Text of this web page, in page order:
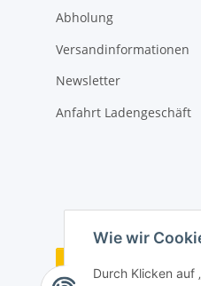
Wie wir
Durch Klicken auf
Abholung
Versandinformationen
Newsletter
Anfahrt Ladengeschäft
Vertrag